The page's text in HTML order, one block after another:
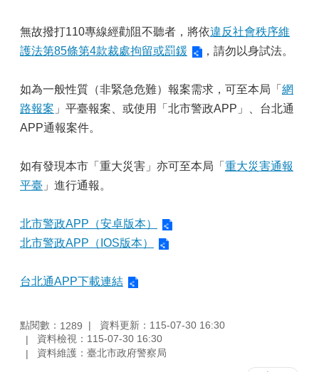
無故撥打110專線經勸阻不聽者，將依違反社會秩序維
護法第85條第4款裁處拘留或罰鍰
，請勿以身試法。
如為一般性質（非緊急危難）報案需求，可至本局「 網
路報案 」平臺報案、或使用「北市警政APP」、台北通
APP通報案件。
如有發現本市「重大災害」亦可至本局「 重大災害通報
平臺 」進行通報。
北市警政APP（安卓版本）
北市警政APP（IOS版本）
台北通APP下載連結
點閱數： 1289
資料更新：115-07-30 16:30
資料檢視：115-07-30 16:30
資料維護：臺北市政府警察局